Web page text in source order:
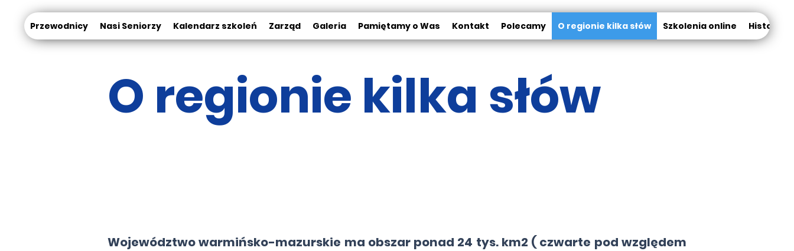
Przewodnicy Nasi Seniorzy Kalendarz szkoleń Zarząd Galeria Pamiętamy o Was Kontakt Polecamy O regionie kilka słów Szkolenia online Historia
O regionie kilka słów
Województwo warmińsko-mazurskie ma obszar ponad 24 tys. km2 ( czwarte pod względem